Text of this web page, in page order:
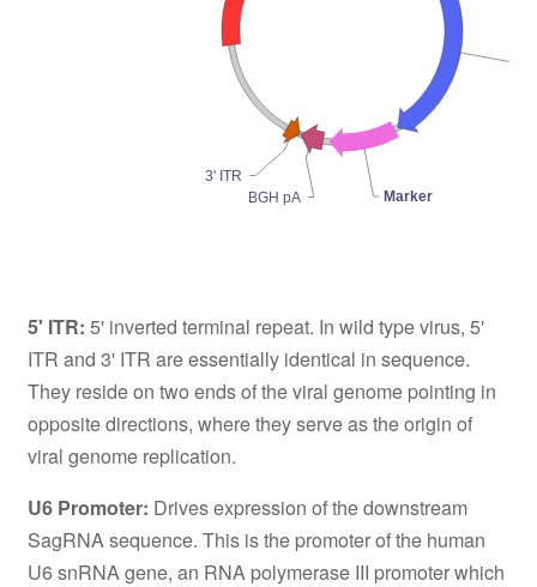
Marker
BGH pA
3' ITR
5' ITR: 5' inverted terminal repeat. In wild type virus, 5'
ITR and 3' ITR are essentially identical in sequence.
They reside on two ends of the viral genome pointing in
opposite directions, where they serve as the origin of
viral genome replication.
U6 Promoter: Drives expression of the downstream
SagRNA sequence. This is the promoter of the human
U6 snRNA gene, an RNA polymerase III promoter which